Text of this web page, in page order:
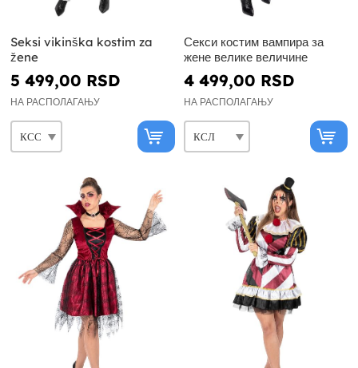
Seksi vikinška kostim za
žene
5 499,00 RSD
НА РАСПОЛАГАЊУ
Секси костим вампира за
жене велике величине
4 499,00 RSD
НА РАСПОЛАГАЊУ